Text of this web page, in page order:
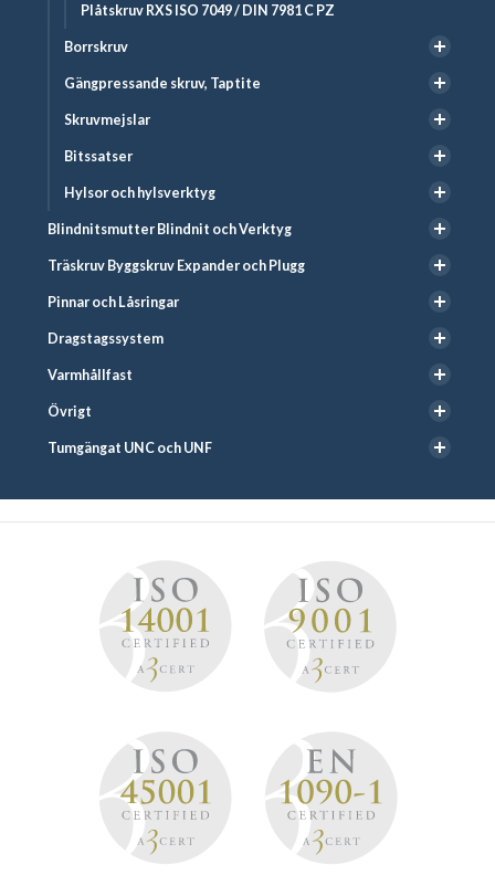
Plåtskruv RXS ISO 7049 / DIN 7981 C PZ
Borrskruv
Gängpressande skruv, Taptite
Skruvmejslar
Bitssatser
Hylsor och hylsverktyg
Blindnitsmutter Blindnit och Verktyg
Träskruv Byggskruv Expander och Plugg
Pinnar och Låsringar
Dragstagssystem
Varmhållfast
Övrigt
Tumgängat UNC och UNF